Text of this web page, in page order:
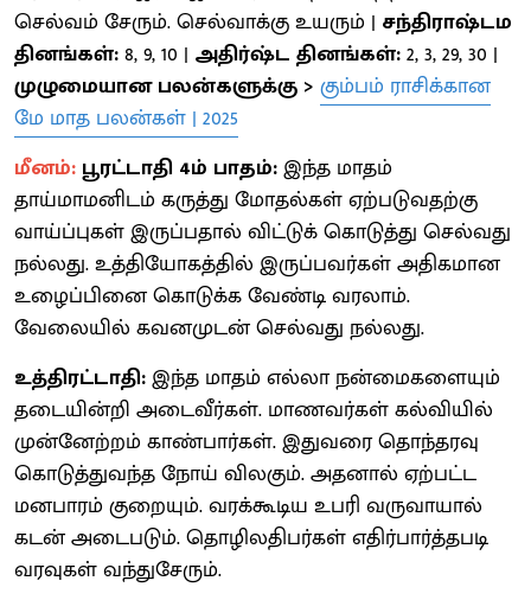
செல்வம் சேரும். செல்வாக்கு உயரும் | சந்திராஷ்டம
தினங்கள்:8, 9, 10 | அதிர்ஷ்ட தினங்கள்:2, 3, 29, 30 |
முழுமையான பலன்களுக்கு > கும்பம் ராசிக்கான
மே மாத பலன்கள் | 2025
மீனம்:பூரட்டாதி 4ம் பாதம்:இந்த மாதம்
தாய்மாமனிடம் கருத்து மோதல்கள் ஏற்படுவதற்கு
வாய்ப்புகள் இருப்பதால் விட்டுக் கொடுத்து செல்வது
நல்லது. உத்தியோகத்தில் இருப்பவர்கள் அதிகமான
உழைப்பினை கொடுக்க வேண்டி வரலாம்.
வேலையில் கவனமுடன் செல்வது நல்லது.
உத்திரட்டாதி:இந்த மாதம் எல்லா நன்மைகளையும்
தடையின்றி அடைவீர்கள். மாணவர்கள் கல்வியில்
முன்னேற்றம் காண்பார்கள். இதுவரை தொந்தரவு
கொடுத்துவந்த நோய் விலகும். அதனால் ஏற்பட்ட
மனபாரம் குறையும். வரக்கூடிய உபரி வருவாயால்
கடன் அடைபடும். தொழிலதிபர்கள் எதிர்பார்த்தபடி
வரவுகள் வந்துசேரும்.